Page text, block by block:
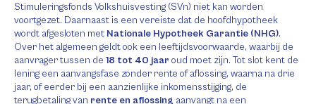
Stimuleringsfonds Volkshuisvesting (SVn) niet kan worden
voortgezet. Daarnaast is een vereiste dat de hoofdhypotheek
wordt afgesloten met Nationale Hypotheek Garantie (NHG).
Over het algemeen geldt ook een leeftijdsvoorwaarde, waarbij de
aanvrager tussen de 18 tot 40 jaar oud moet zijn. Tot slot kent de
lening een aanvangsfase zonder rente of aflossing, waarna na drie
jaar, of eerder bij een aanzienlijke inkomensstijging, de
terugbetaling van rente en aflossing aanvangt na een